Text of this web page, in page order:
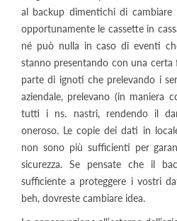
al backup dimentichi di
opportunamente le cassette in
né può nulla in caso di eventi
stanno presentando con una
parte di ignoti che prelevando i
aziendale, prelevano (in maniera
tutti i ns. nastri, rendendo il
oneroso. Le copie dei dati in
non sono più sufficienti per
sicurezza. Se pensate che il
sufficiente a proteggere i vostri
beh, dovreste cambiare idea.